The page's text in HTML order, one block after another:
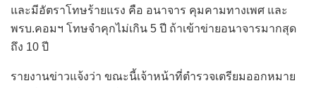
และมีอัตราโทษร้ายแรง คือ อนาจาร คุมคามทางเพศ และ
พรบ.คอมฯ โทษจำคุกไม่เกิน 5 ปี ถ้าเข้าข่ายอนาจารมากสุด
ถึง 10 ปี
รายงานข่าวแจ้งว่า ขณะนี้เจ้าหน้าที่ตำรวจเตรียมออกหมาย